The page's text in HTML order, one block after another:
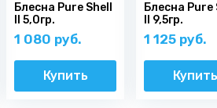
Блесна Pure Shell
II 5,0гр.
1 080 руб.
Купить
Блесна Pure
II 9,5гр.
1 125 руб.
Купить